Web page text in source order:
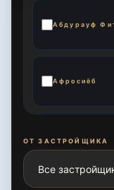
Абдурауф
Афросиёб
Амира Темура
ОТ ЗАСТРОЙЩИКА